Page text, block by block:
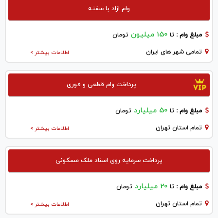
وام ازاد با سفته
مبلغ وام : تا 150 میلیون تومان
اطلاعات بیشتر > تمامی شهر های ایران
پرداخت وام قطعی و فوری
مبلغ وام : تا 50 میلیارد تومان
اطلاعات بیشتر > تمام استان تهران
پرداخت سرمایه روی اسناد ملک مسکونی
مبلغ وام : تا 20 میلیارد تومان
اطلاعات بیشتر > تمام استان تهران